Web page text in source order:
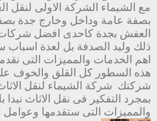
مع الشيماء الشركة الاولى
بصفة عامة وداخل وخارج جدة
العفش بجدة كاحدى افضل
ذلك وليد الصدفة بل لعدة اسباب
اهم الخدمات والمميزات التى
هذه السطور كل القلق والخوف
شركتك شركة الشيماء لنقل
بمجرد التفكير فى نقل الاثاث
والمميزات التى ستقدمها وعوامل